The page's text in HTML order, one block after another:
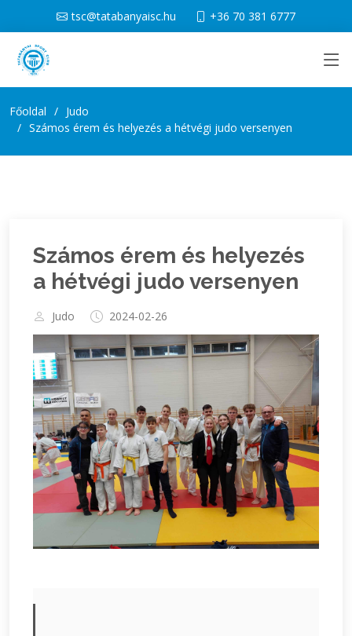
tsc@tatabanyaisc.hu +36 70 381 6777
Főoldal
Judo
Számos érem és helyezés a hétvégi judo versenyen
Számos érem és helyezés
a hétvégi judo versenyen
Judo 2024-02-26